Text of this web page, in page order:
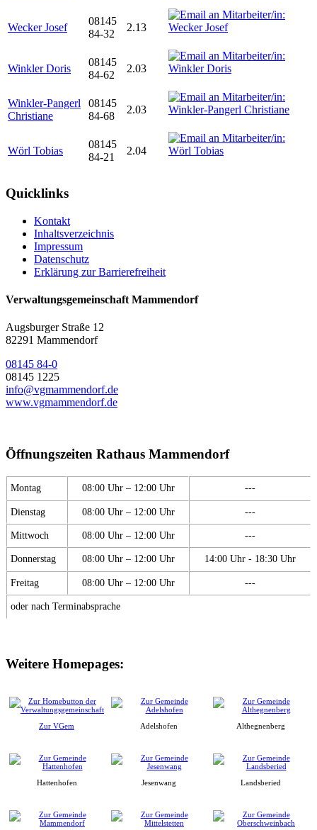
Wecker Josef
08145
84-32
2.13
Winkler Doris
08145
84-62
2.03
Winkler-Pangerl
Christiane
08145
84-68
2.03
Wörl Tobias
08145
84-21
2.04
Quicklinks
Kontakt
Inhaltsverzeichnis
Impressum
Datenschutz
Erklärung zur Barrierefreiheit
Verwaltungsgemeinschaft Mammendorf
Augsburger Straße 12
82291 Mammendorf
08145 84-0
08145 1225
info@vgmammendorf.de
www.vgmammendorf.de
Öffnungszeiten Rathaus Mammendorf
Montag 08:00 Uhr – 12:00 Uhr ---
Dienstag 08:00 Uhr – 12:00 Uhr ---
Mittwoch 08:00 Uhr – 12:00 Uhr ---
Donnerstag 08:00 Uhr – 12:00 Uhr 14:00 Uhr - 18:30 Uhr
Freitag 08:00 Uhr – 12:00 Uhr ---
oder nach Terminabsprache
Weitere Homepages:
Zur VGem Adelshofen Althegnenberg
Hattenhofen Jesenwang Landsberied